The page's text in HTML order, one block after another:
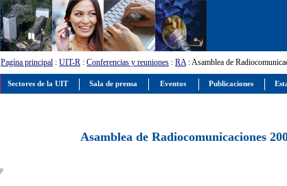
Pagína principal : UIT-R : Conferencias y reuniones : RA: Asamblea de
Asamblea de Radiocomunicaciones
Sectores de la UIT Sala de prensa Eventos Publicaciones